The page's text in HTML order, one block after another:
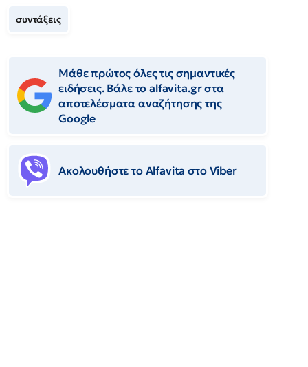
συντάξεις
Μάθε πρώτος όλες τις σημαντικές
ειδήσεις. Βάλε το alfavita.gr στα
αποτελέσματα αναζήτησης της
Google
Ακολουθήστε το Αlfavita στο Viber